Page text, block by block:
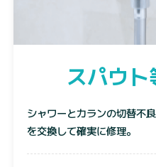
スパウ
シャワーとカランの切替不
を交換して確実に修理。